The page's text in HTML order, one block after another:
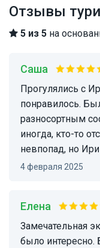
Отзывы
5 из 5 на
Саша
Прогулялись с Ириной по бульварам. Всё
понравилось.
разносортным
иногда, кто-то
невпопад, но
4 февраля 2025
Елена
Замечательная экскурсия. Родителям и детям
было